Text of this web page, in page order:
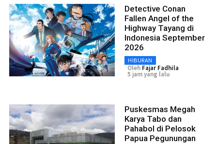
Detective Conan
Fallen Angel of the
Highway Tayang di
Indonesia September
2026
HIBURAN
Oleh Fajar Fadhila
5 jam yang lalu
Puskesmas Megah
Karya Tabo dan
Pahabol di Pelosok
Papua Pegunungan